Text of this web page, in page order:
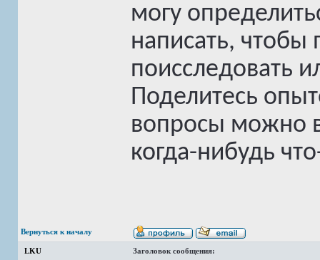
могу
написать, чтобы
поисследовать
Поделитесь
вопросы можно
когда-нибудь
Вернуться к началу
LKU
Заголовок сообщения: